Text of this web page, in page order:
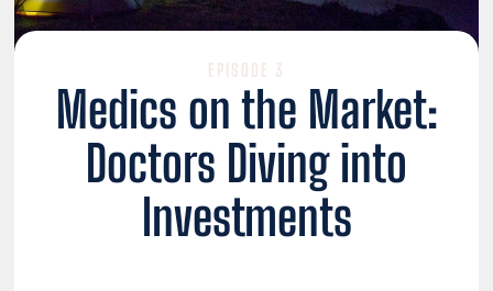
EPISODE 3
Medics on the Market:
Doctors Diving into
Investments